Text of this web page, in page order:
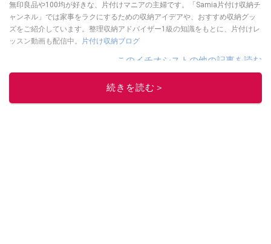
無印良品や100均が好きな、片付けマニアの主婦です。「Samia片付け収納チ
ャンネル」では家事をラクにするための収納アイデアや、おすすめ収納グッ
ズをご紹介しています。整理収納アドバイザー1級の知識をもとに、片付けレ
ッスン動画も配信中。
片付け収納ブログ
このイチオシストの他の記事を読む
続きを読む＞